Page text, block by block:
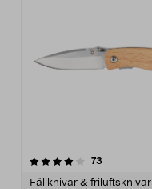
73
Fällknivar & friluftsknivar
4.0av 5 stjärnor